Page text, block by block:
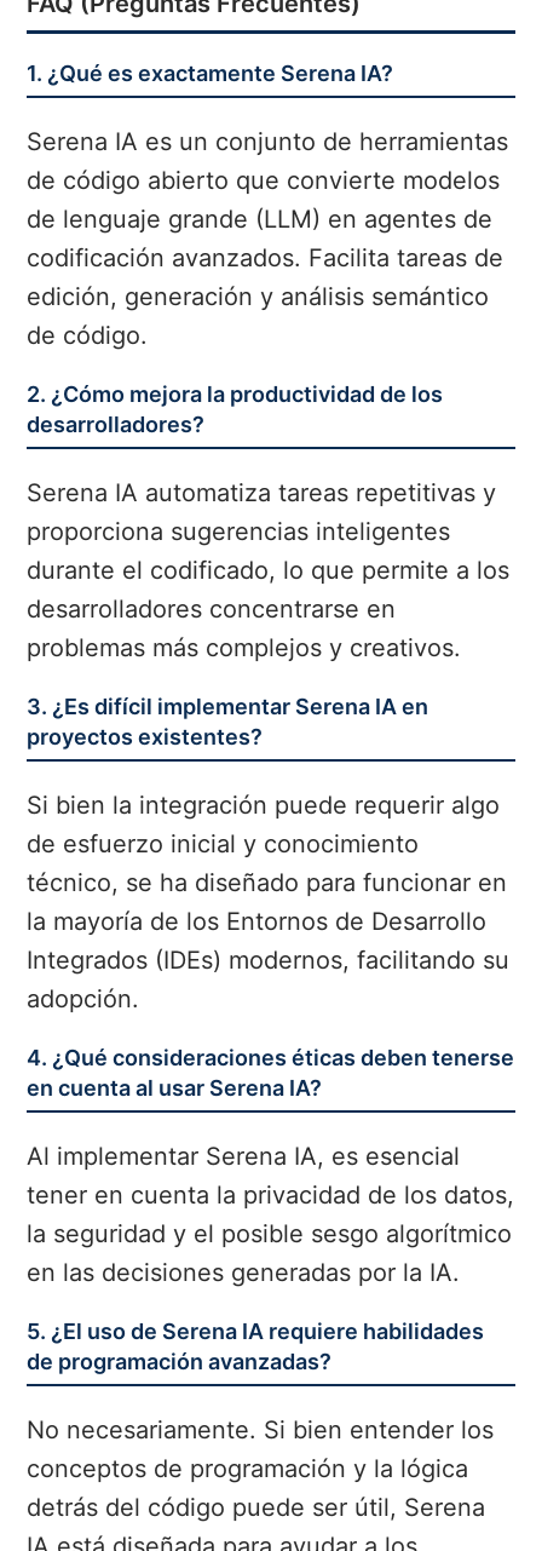
1. ¿Qué es exactamente Serena IA?
Serena IA es un conjunto de herramientas
de código abierto que convierte modelos
de lenguaje grande (LLM) en agentes de
codificación avanzados. Facilita tareas de
edición, generación y análisis semántico
de código.
2. ¿Cómo mejora la productividad de los
desarrolladores?
Serena IA automatiza tareas repetitivas y
proporciona sugerencias inteligentes
durante el codificado, lo que permite a los
desarrolladores concentrarse en
problemas más complejos y creativos.
3. ¿Es difícil implementar Serena IA en
proyectos existentes?
Si bien la integración puede requerir algo
de esfuerzo inicial y conocimiento
técnico, se ha diseñado para funcionar en
la mayoría de los Entornos de Desarrollo
Integrados (IDEs) modernos, facilitando su
adopción.
4. ¿Qué consideraciones éticas deben tenerse
en cuenta al usar Serena IA?
Al implementar Serena IA, es esencial
tener en cuenta la privacidad de los datos,
la seguridad y el posible sesgo algorítmico
en las decisiones generadas por la IA.
5. ¿El uso de Serena IA requiere habilidades
de programación avanzadas?
No necesariamente. Si bien entender los
conceptos de programación y la lógica
detrás del código puede ser útil, Serena